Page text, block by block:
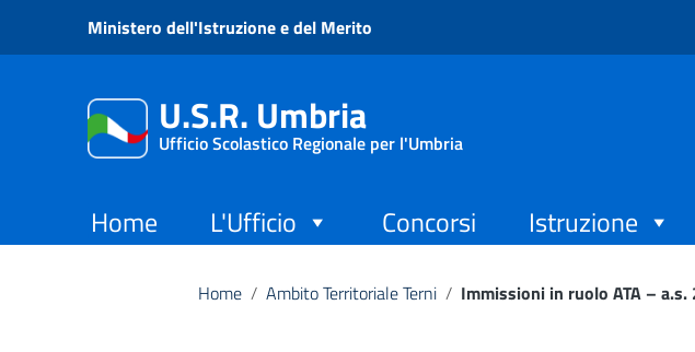
Vai ai contenuti
Vai al menu di navigazione
Ministero dell'Istruzione e del Merito
U.S.R. Umbria
Ufficio Scolastico Regionale per l'Umbria
Home L'Ufficio Concorsi Istruzione
Home / Ambito Territoriale Terni / Immissioni in ruolo ATA –